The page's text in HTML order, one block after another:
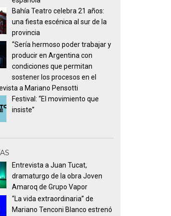
Bahía Teatro celebra 21 años:
una fiesta escénica al sur de la
provincia
“Sería hermoso poder trabajar y
producir en Argentina con
condiciones que permitan
sostener los procesos en el
a Mariano Pensotti
Festival: “El movimiento que
insiste”
Entrevista a Juan Tucat,
dramaturgo de la obra Joven
Amaroq de Grupo Vapor
“La vida extraordinaria” de
Mariano Tenconi Blanco estrenó